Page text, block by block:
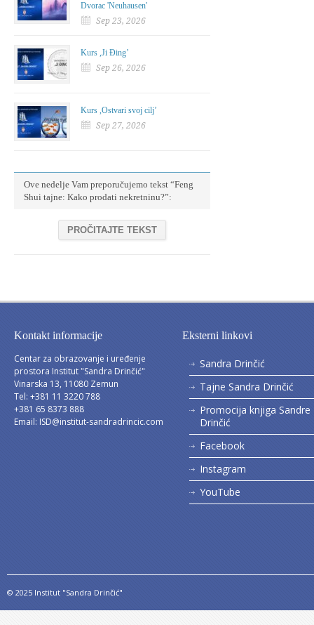
Dvorac 'Neuhausen'
Sep 23, 2026
Kurs ,Ji Đing’
Sep 26, 2026
Kurs ,Ostvari svoj cilj’
Sep 27, 2026
Ove nedelje Vam preporučujemo tekst “Feng
Shui tajne: Kako prodati nekretninu?”:
PROČITAJTE TEKST
Kontakt informacije
Centar za obrazovanje i uređenje
prostora Institut "Sandra Drinčić"
Vinarska 13, 11080 Zemun
Tel: +381 11 3220 788
+381 65 8373 888
Email: ISD@institut-sandradrincic.com
Eksterni linkovi
Sandra Drinčić
Tajne Sandra Drinčić
Promocija knjiga Sandre
Drinčić
Facebook
Instagram
YouTube
© 2025 Institut "Sandra Drinčić"